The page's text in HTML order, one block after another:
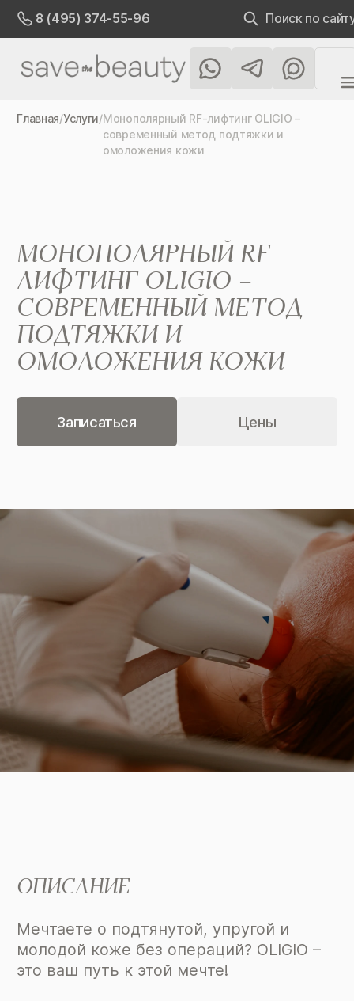
8 (495) 374-55-96 Поиск по
Главная/Услуги/Монополярный RF-лифтинг OLIGIO –
современный метод подтяжки и
омоложения кожи
МОНОПОЛЯРНЫЙ RF-
ЛИФТИНГ OLIGIO –
СОВРЕМЕННЫЙ МЕТОД
ПОДТЯЖКИ И
ОМОЛОЖЕНИЯ КОЖИ
Цены
Записаться
ОПИСАНИЕ
Мечтаете о подтянутой, упругой и
молодой коже без операций? OLIGIO –
это ваш путь к этой мечте!